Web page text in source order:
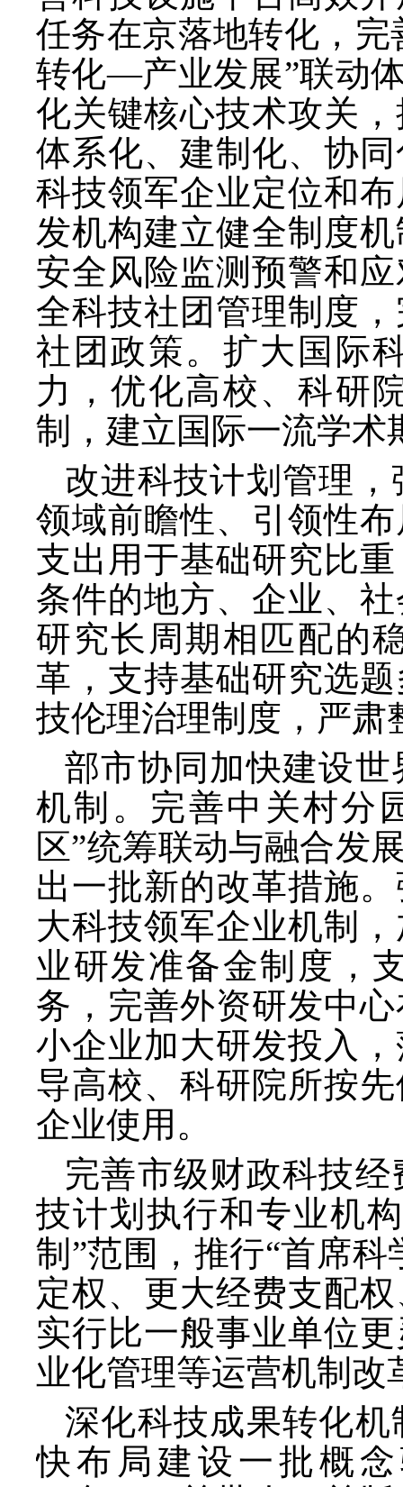
任务在京落地转化，
转化—产业发展”联动
化关键核心技术攻关
体系化、建制化、协
科技领军企业定位和
发机构建立健全制度
安全风险监测预警和
全科技社团管理制度
社团政策。扩大国际
力，优化高校、科研
制，建立国际一流学术
改进科技计划管理
领域前瞻性、引领性
支出用于基础研究比
条件的地方、企业、
研究长周期相匹配的
革，支持基础研究选
技伦理治理制度，严肃
部市协同加快建设
机制。完善中关村分
区”统筹联动与融合发
出一批新的改革措施
大科技领军企业机制
业研发准备金制度，
务，完善外资研发中
小企业加大研发投入
导高校、科研院所按
企业使用。
完善市级财政科技
技计划执行和专业机
制”范围，推行“首席
定权、更大经费支配
实行比一般事业单位
业化管理等运营机制改
深化科技成果转化
快布局建设一批概